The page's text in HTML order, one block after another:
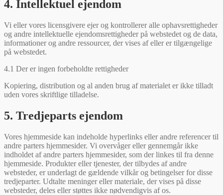
4. Intellektuel ejendom
Vi eller vores licensgivere ejer og kontrollerer alle ophavsrettigheder
og andre intellektuelle ejendomsrettigheder på webstedet og de data,
informationer og andre ressourcer, der vises af eller er tilgængelige
på webstedet.
4.1 Der er ingen forbeholdte rettigheder
Kopiering, distribution og al anden brug af materialet er ikke tilladt
uden vores skriftlige tilladelse.
5. Tredjeparts ejendom
Vores hjemmeside kan indeholde hyperlinks eller andre referencer til
andre parters hjemmesider. Vi overvåger eller gennemgår ikke
indholdet af andre parters hjemmesider, som der linkes til fra denne
hjemmeside. Produkter eller tjenester, der tilbydes af andre
websteder, er underlagt de gældende vilkår og betingelser for disse
tredjeparter. Udtalte meninger eller materiale, der vises på disse
websteder, deles eller støttes ikke nødvendigvis af os.